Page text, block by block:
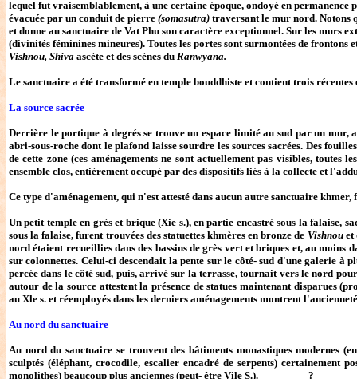
lequel fut vraisemblablement, à une certaine époque, ondoyé en
évacuée par un conduit de pierre (somasutra) traversant le mur nord. Notons
et donne au sanctuaire de Vat Phu son caractère exceptionnel. Sur les murs
(divinités féminines mineures). Toutes les portes sont surmontées de
Vishnou, Shiva ascète et des scènes du Ranwyana.
Le sanctuaire a été transformé en temple bouddhiste et contient trois
La source sacrée
Derrière le portique à degrés se trouve un espace limité au sud par un
abri-sous-roche dont le plafond laisse sourdre les sources sacrées. Des
de cette zone (ces aménagements ne sont actuellement pas visibles, toutes
ensemble clos, entièrement occupé par des dispositifs liés à la collecte et
Ce type d'aménagement, qui n'est attesté dans aucun autre sanctuaire
Un petit temple en grès et brique (Xie s.), en partie encastré sous la falaise,
sous la falaise, furent trouvées des statuettes khmères en bronze de Vishnou et
nord étaient recueillies dans des bassins de grès vert et briques et, au
sur colonnettes. Celui-ci descendait la pente sur le côté- sud d'une galerie
percée dans le côté sud, puis, arrivé sur la terrasse, tournait vers le nord
autour de la source attestent la présence de statues maintenant disparues
au Xle s. et réemployés dans les derniers aménagements montrent
Au nord du sanctuaire
Au nord du sanctuaire se trouvent des bâtiments monastiques modernes
sculptés (éléphant, crocodile, escalier encadré de serpents) certainement
monolithes) beaucoup plus anciennes (peut- être Vile S.). ?